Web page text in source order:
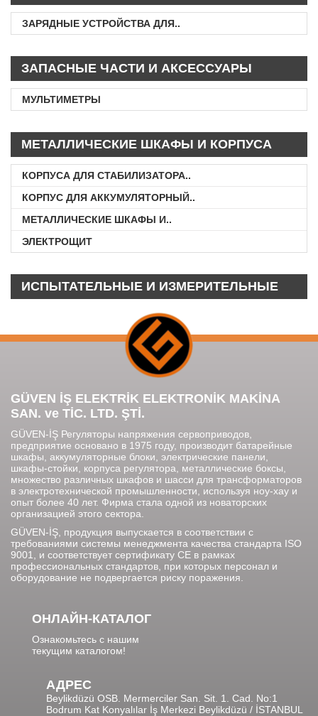
ЗАРЯДНЫЕ УСТРОЙСТВА ДЛЯ..
ЗАПАСНЫЕ ЧАСТИ И АКСЕССУАРЫ
МУЛЬТИМЕТРЫ
МЕТАЛЛИЧЕСКИЕ ШКАФЫ И КОРПУСА
КОРПУСА ДЛЯ СТАБИЛИЗАТОРА..
КОРПУС ДЛЯ АККУМУЛЯТОРНЫЙ..
МЕТАЛЛИЧЕСКИЕ ШКАФЫ И..
ЭЛЕКТРОЩИТ
ИСПЫТАТЕЛЬНЫЕ И ИЗМЕРИТЕЛЬНЫЕ
GÜVEN İŞ ELEKTRİK ELEKTRONİK MAKİNA
SAN. ve TİC. LTD. ŞTİ.
GÜVEN-İŞ Регуляторы напряжения сервоприводов,
предприятие основано в 1975 году, производит батарейные
шкафы, аккумуляторные блоки, электрические панели,
шкафы-стойки, корпуса регулятора, металлические боксы,
множество различных шкафов и шасси для трансформаторов
в электротехнической промышленности, используя ноу-хау и
опыт более 40 лет. Фирма стала одной из новаторских
организацией этого сектора.
GÜVEN-İŞ, продукция выпускается в соответствии с
требованиями системы менеджмента качества стандарта ISO
9001, и соответствует сертификату CE в рамках
профессиональных стандартов, при которых персонал и
оборудование не подвергается риску поражения.
ОНЛАЙН-КАТАЛОГ
Ознакомьтесь с нашим
текущим каталогом!
АДРЕС
Beylikdüzü OSB. Mermerciler San. Sit. 1. Cad. No:1
Bodrum Kat Konyalılar İş Merkezi Beylikdüzü / İSTANBUL